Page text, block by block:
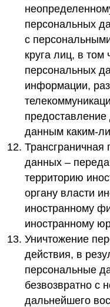
персональных
с
круга лиц, в том
персональных
информации,
данным каким-
Трансграничная
данных –
территорию
органу власти
иностранному
иностранному
Уничтожение
действия, в
персональные
безвозвратно с
дальнейшего